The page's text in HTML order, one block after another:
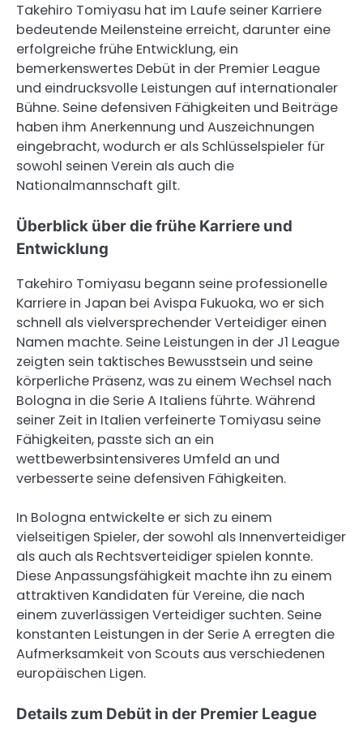
Takehiro Tomiyasu hat im Laufe seiner Karriere
bedeutende Meilensteine erreicht, darunter eine
erfolgreiche frühe Entwicklung, ein
bemerkenswertes Debüt in der Premier League
und eindrucksvolle Leistungen auf internationaler
Bühne. Seine defensiven Fähigkeiten und Beiträge
haben ihm Anerkennung und Auszeichnungen
eingebracht, wodurch er als Schlüsselspieler für
sowohl seinen Verein als auch die
Nationalmannschaft gilt.
Überblick über die frühe Karriere und
Entwicklung
Takehiro Tomiyasu begann seine professionelle
Karriere in Japan bei Avispa Fukuoka, wo er sich
schnell als vielversprechender Verteidiger einen
Namen machte. Seine Leistungen in der J1 League
zeigten sein taktisches Bewusstsein und seine
körperliche Präsenz, was zu einem Wechsel nach
Bologna in die Serie A Italiens führte. Während
seiner Zeit in Italien verfeinerte Tomiyasu seine
Fähigkeiten, passte sich an ein
wettbewerbsintensiveres Umfeld an und
verbesserte seine defensiven Fähigkeiten.
In Bologna entwickelte er sich zu einem
vielseitigen Spieler, der sowohl als Innenverteidiger
als auch als Rechtsverteidiger spielen konnte.
Diese Anpassungsfähigkeit machte ihn zu einem
attraktiven Kandidaten für Vereine, die nach
einem zuverlässigen Verteidiger suchten. Seine
konstanten Leistungen in der Serie A erregten die
Aufmerksamkeit von Scouts aus verschiedenen
europäischen Ligen.
Details zum Debüt in der Premier League